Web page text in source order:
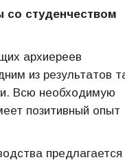
студенчеством
архиереев
из результатов
Всю необходимую
позитивный опыт
предлагается